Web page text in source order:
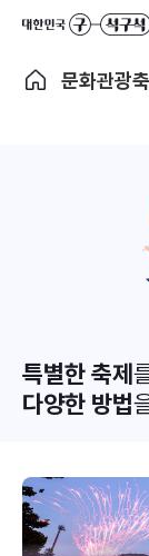
문화관광
특별한 축제
다양한 방법